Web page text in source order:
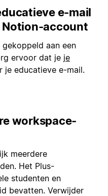
e-mail
Notion-account
aan een
ervoor dat je je
je educatieve e-mail.
workspace-
meerdere
Het Plus-
studenten en
bevatten. Verwijder